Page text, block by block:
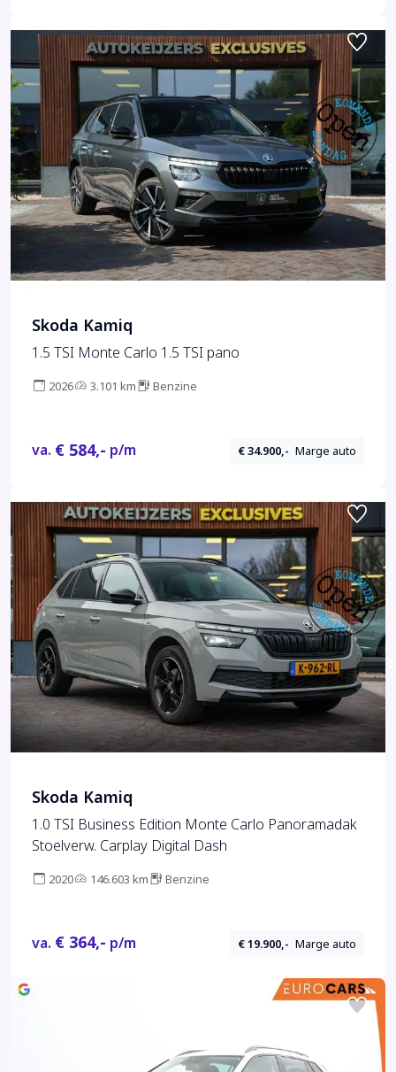
Skoda Kamiq
1.5 TSI Monte Carlo 1.5 TSI pano
2026 3.101 km Benzine
va. € 584,- p/m € 34.900,- Marge auto
Skoda Kamiq
1.0 TSI Business Edition Monte Carlo Panoramadak
Stoelverw. Carplay Digital Dash
2020 146.603 km Benzine
va. € 364,- p/m € 19.900,- Marge auto